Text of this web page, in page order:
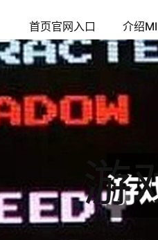
首页官网入口 介绍
游